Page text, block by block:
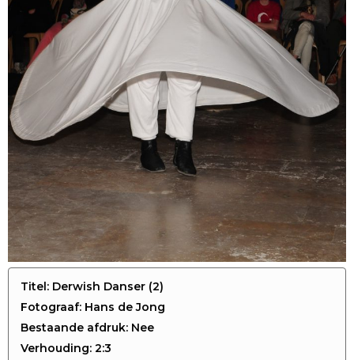
Titel: Derwish Danser (2)
Fotograaf: Hans de Jong
Bestaande afdruk: Nee
Verhouding: 2:3